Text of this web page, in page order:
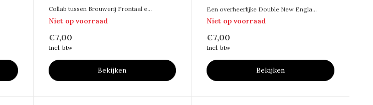
Collab tussen Brouwerij Frontaal e...
Niet op voorraad
€7,00
Incl. btw
Bekijken
Een overheerlijke Double New Engla...
Niet op voorraad
€7,00
Incl. btw
Bekijken